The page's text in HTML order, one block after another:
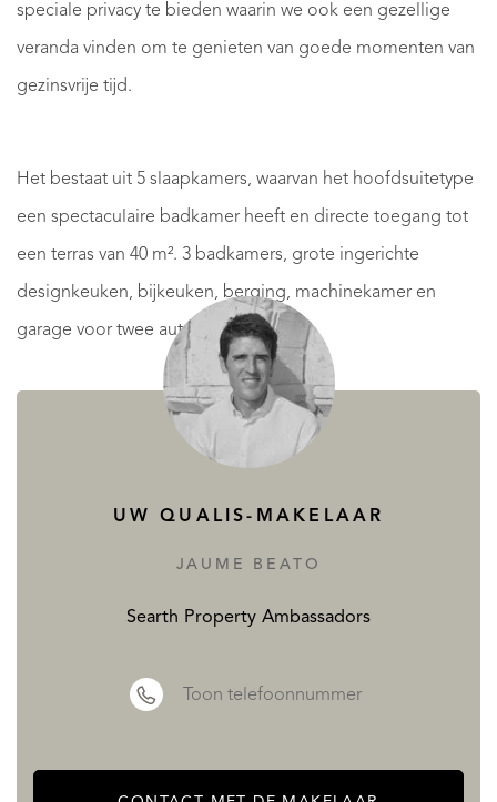
speciale privacy te bieden waarin we ook een gezellige
veranda vinden om te genieten van goede momenten van
gezinsvrije tijd.
Het bestaat uit 5 slaapkamers, waarvan het hoofdsuitetype
een spectaculaire badkamer heeft en directe toegang tot
een terras van 40 m². 3 badkamers, grote ingerichte
designkeuken, bijkeuken, berging, machinekamer en
garage voor twee auto's.
Gezien de ligging ligt het dicht bij alle voorzieningen,
scholen, supermarkten, restaurants, zonder de rust van de
Zeer dicht bij het strand en goed verbonden via de AP7 en
belangrijkste steden zoals Salou en Tarragona.
UW QUALIS-MAKELAAR
JAUME BEATO
Searth Property Ambassadors
Toon telefoonnummer